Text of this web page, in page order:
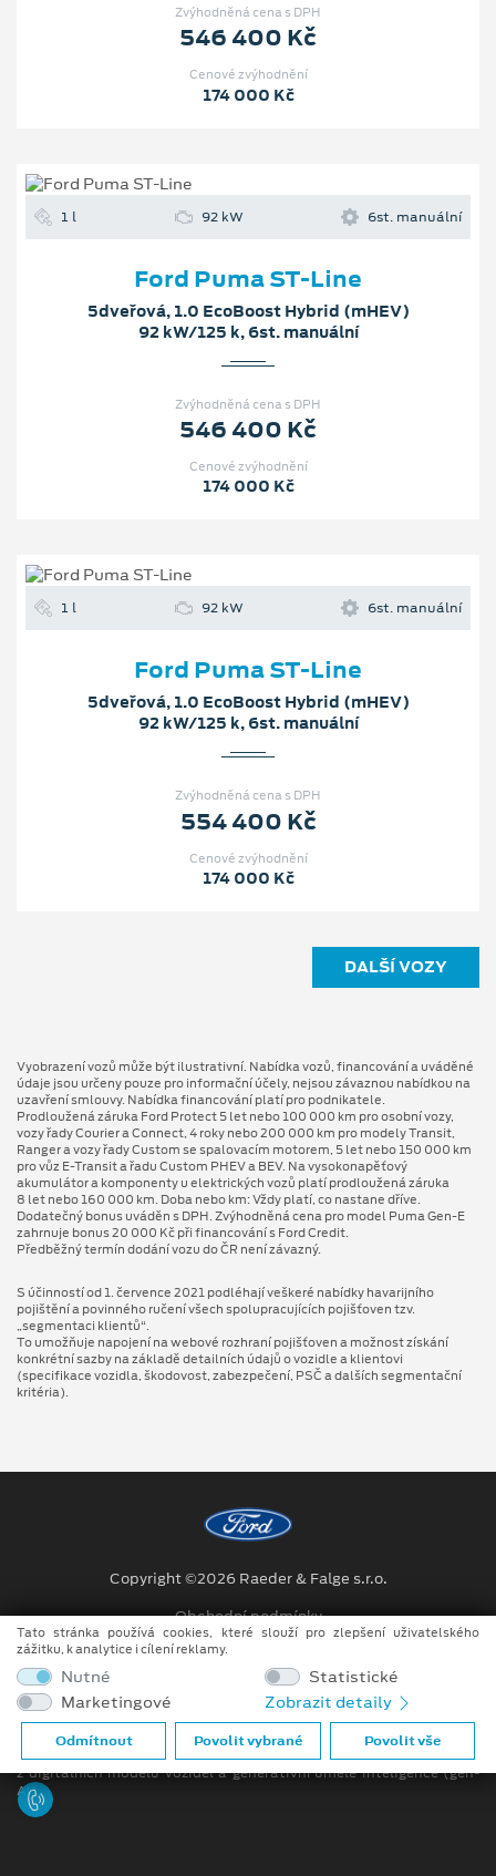
Zvýhodněná cena s DPH
546 400 Kč
Cenové zvýhodnění
174 000 Kč
1 l 92 kW 6st. manuální
Ford Puma ST-Line
5dveřová, 1.0 EcoBoost Hybrid (mHEV)
92 kW/125 k, 6st. manuální
Zvýhodněná cena s DPH
546 400 Kč
Cenové zvýhodnění
174 000 Kč
1 l 92 kW 6st. manuální
Ford Puma ST-Line
5dveřová, 1.0 EcoBoost Hybrid (mHEV)
92 kW/125 k, 6st. manuální
Zvýhodněná cena s DPH
554 400 Kč
Cenové zvýhodnění
174 000 Kč
DALŠÍ VOZY
Vyobrazení vozů může být ilustrativní. Nabídka vozů, financování a uváděné
údaje jsou určeny pouze pro informační účely, nejsou závaznou nabídkou na
uzavření smlouvy. Nabídka financování platí pro podnikatele.
Prodloužená záruka Ford Protect 5 let nebo 100 000 km pro osobní vozy,
vozy řady Courier a Connect, 4 roky nebo 200 000 km pro modely Transit,
Ranger a vozy řady Custom se spalovacím motorem, 5 let nebo 150 000 km
pro vůz E-Transit a řadu Custom PHEV a BEV. Na vysokonapěťový
akumulátor a komponenty u elektrických vozů platí prodloužená záruka
8 let nebo 160 000 km. Doba nebo km: Vždy platí, co nastane dříve.
Dodatečný bonus uváděn s DPH. Zvýhodněná cena pro model Puma Gen⁠-⁠E
zahrnuje bonus 20 000 Kč při financování s Ford Credit.
Předběžný termín dodání vozu do ČR není závazný.
S účinností od 1. července 2021 podléhají veškeré nabídky havarijního
pojištění a povinného ručení všech spolupracujících pojišťoven tzv.
„segmentaci klientů“.
To umožňuje napojení na webové rozhraní pojišťoven a možnost získání
konkrétní sazby na základě detailních údajů o vozidle a klientovi
(specifikace vozidla, škodovost, zabezpečení, PSČ a dalších segmentační
kritéria).
Copyright ©2026 Raeder & Falge s.r.o.
Obchodní podmínky
Ochrana osobních údajů
Prohlášení o zpracování údajů konečných zákazníků
Při tvorbě videí a obrázků na tomto webu je využíváno kombinace
tradičních fotografií či videí, počítačem generovaných snímků (CGI)
z digitálních modelů vozidel a generativní umělé inteligence (gen-
AI).
Tato stránka používá cookies, které slouží pro zlepšení uživatelského
zážitku, k analytice i cílení reklamy.
Nutné
Statistické
Marketingové
Zobrazit detaily
Odmítnout Povolit vybrané Povolit vše